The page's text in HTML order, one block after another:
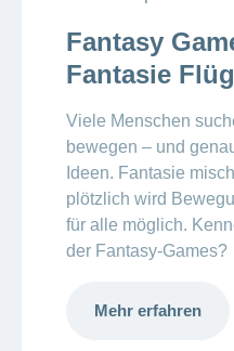
Fantasy
Fantasie
Viele Menschen
bewegen – und
Ideen. Fantasie
plötzlich wird
für alle möglich.
der Fantasy-Games?
Mehr erfahren